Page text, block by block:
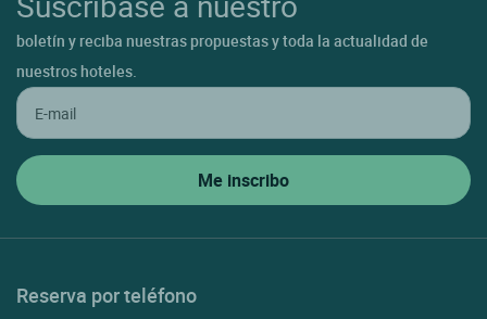
boletín y reciba nuestras propuestas y toda la actualidad de
nuestros hoteles.
Reserva por teléfono